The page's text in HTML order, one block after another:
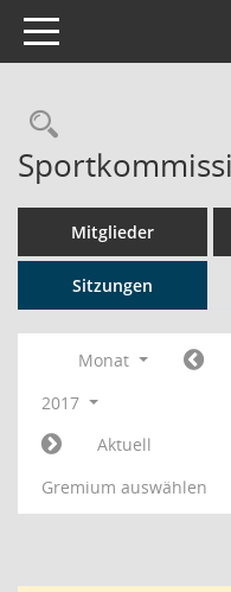
Toggle navigation
Mitglieder
Sitzungen
Monat
2017
Aktuell
Gremium auswählen